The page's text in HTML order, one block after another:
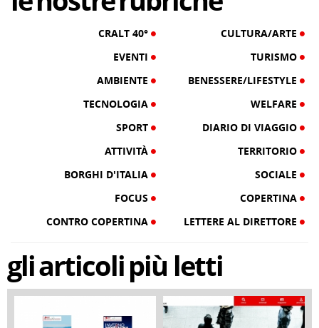
CRALT 40°
CULTURA/ARTE
EVENTI
TURISMO
AMBIENTE
BENESSERE/LIFESTYLE
TECNOLOGIA
WELFARE
SPORT
DIARIO DI VIAGGIO
ATTIVITÀ
TERRITORIO
BORGHI D'ITALIA
SOCIALE
FOCUS
COPERTINA
CONTRO COPERTINA
LETTERE AL DIRETTORE
gliarticolipiù letti